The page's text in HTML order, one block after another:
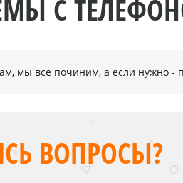
С
мы все починим, а если нужно -
ВОПРОСЫ?